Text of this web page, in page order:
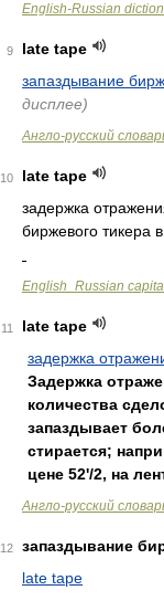
English-Russian
9
late tape
запаздывание
дисплее)
Англо-русский
10
late tape
задержка
биржевого тикера
English_Russian
11
late tape
задержка
Задержка
количества
запаздывает
стирается;
цене 52'/2, на
Англо-русский
12
запаздывание
late tape